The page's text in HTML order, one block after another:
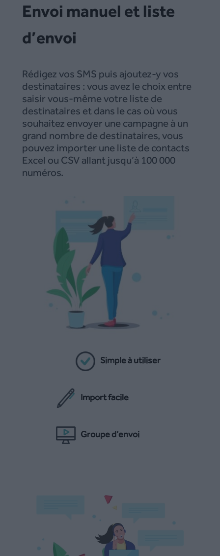
Envoi manuel et liste
d’envoi
Rédigez vos SMS puis ajoutez-y vos
destinataires : vous avez le choix entre
saisir vous-même votre liste de
destinataires et dans le cas où vous
souhaitez envoyer une campagne à un
grand nombre de destinataires, vous
pouvez importer une liste de contacts
Excel ou CSV allant jusqu’à 100 000
numéros.
Simple à utiliser
Import facile
Groupe d’envoi